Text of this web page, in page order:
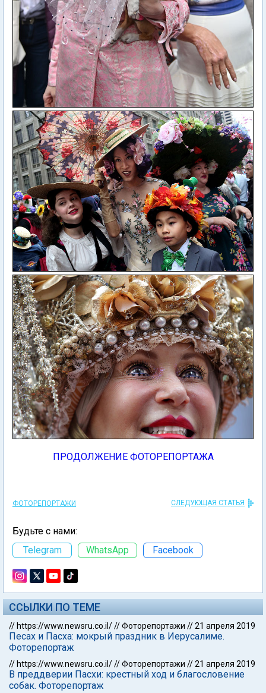
ПРОДОЛЖЕНИЕ ФОТОРЕПОРТАЖА
ФОТОРЕПОРТАЖИ СЛЕДУЮЩАЯ СТАТЬЯ
Будьте с нами:
Telegram
WhatsApp Facebook
ССЫЛКИ ПО ТЕМЕ
//https://www.newsru.co.il///Фоторепортажи //21 апреля 2019
Песах и Пасха: мокрый праздник в Иерусалиме.
Фоторепортаж
//https://www.newsru.co.il///Фоторепортажи //21 апреля 2019
В преддверии Пасхи: крестный ход и благословение
собак. Фоторепортаж